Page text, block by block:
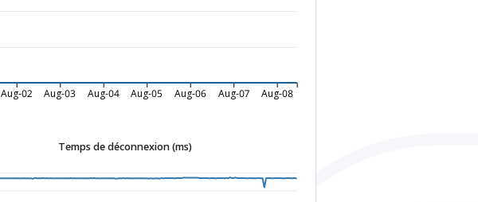
Aug-02 Aug-03 Aug-04 Aug-05 Aug-06 Aug-07 Aug-08
Temps de déconnexion (ms)